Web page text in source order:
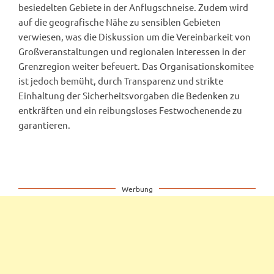
besiedelten Gebiete in der Anflugschneise. Zudem wird
auf die geografische Nähe zu sensiblen Gebieten
verwiesen, was die Diskussion um die Vereinbarkeit von
Großveranstaltungen und regionalen Interessen in der
Grenzregion weiter befeuert. Das Organisationskomitee
ist jedoch bemüht, durch Transparenz und strikte
Einhaltung der Sicherheitsvorgaben die Bedenken zu
entkräften und ein reibungsloses Festwochenende zu
garantieren.
Werbung